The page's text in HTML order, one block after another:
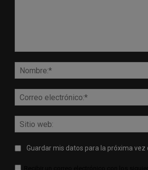
Guardar mis datos para la próxima vez